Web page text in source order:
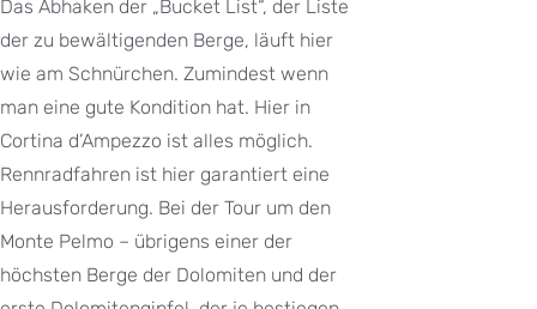
Das Abhaken der „Bucket List“, der Liste
der zu bewältigenden Berge, läuft hier
wie am Schnürchen. Zumindest wenn
man eine gute Kondition hat. Hier in
Cortina d’Ampezzo ist alles möglich.
Rennradfahren ist hier garantiert eine
Herausforderung. Bei der Tour um den
Monte Pelmo – übrigens einer der
höchsten Berge der Dolomiten und der